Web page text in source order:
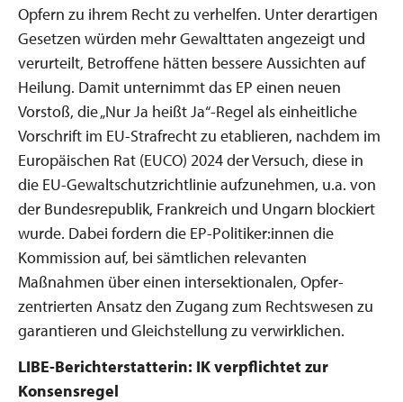
Opfern zu ihrem Recht zu verhelfen. Unter derartigen
Gesetzen würden mehr Gewalttaten angezeigt und
verurteilt, Betroffene hätten bessere Aussichten auf
Heilung. Damit unternimmt das EP einen neuen
Vorstoß, die „Nur Ja heißt Ja“-Regel als einheitliche
Vorschrift im EU-Strafrecht zu etablieren, nachdem im
Europäischen Rat (EUCO) 2024 der Versuch, diese in
die EU-Gewaltschutzrichtlinie aufzunehmen, u.a. von
der Bundesrepublik, Frankreich und Ungarn blockiert
wurde. Dabei fordern die EP-Politiker:innen die
Kommission auf, bei sämtlichen relevanten
Maßnahmen über einen intersektionalen, Opfer-
zentrierten Ansatz den Zugang zum Rechtswesen zu
garantieren und Gleichstellung zu verwirklichen.
LIBE-Berichterstatterin: IK verpflichtet zur
Konsensregel